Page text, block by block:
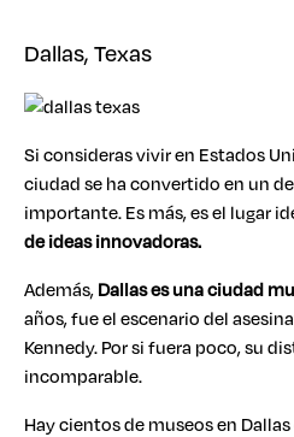
Dallas, Texas
Si consideras vivir en Estados
ciudad se ha convertido en un
importante. Es más, es el lugar
de ideas innovadoras.
Además,Dallas es una ciudad
años, fue el escenario del
Kennedy. Por si fuera poco, su
incomparable.
Hay cientos de museos en